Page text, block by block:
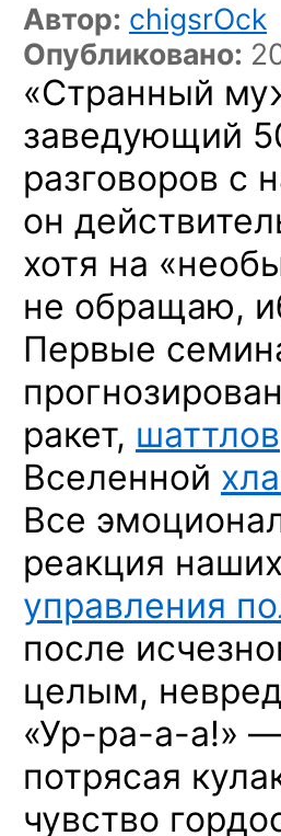
Автор: chigsrOck
Опубликовано:
«Странный
заведующий
разговоров с
он
хотя на
не обращаю,
Первые
ракет, шаттлов
Вселенной
Все
реакция
управления
после
целым,
«Ур-ра-а-а!»
потрясая
чувство